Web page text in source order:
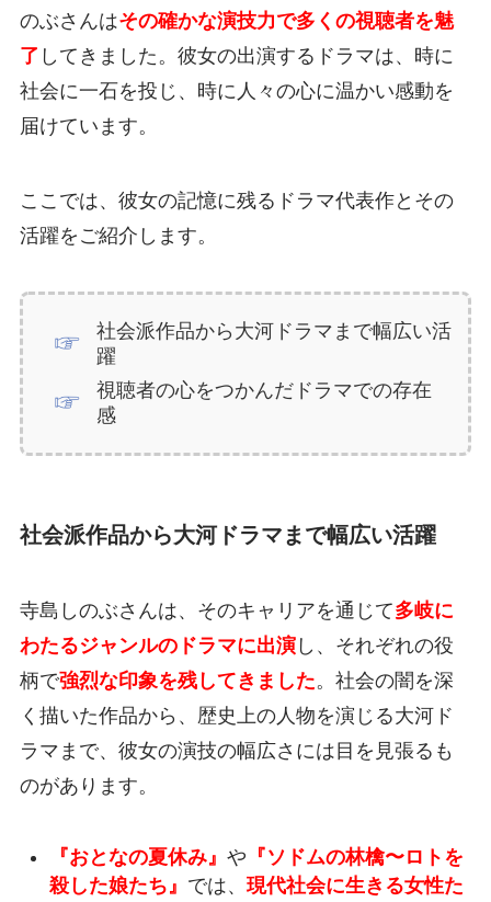
のぶさんはその確かな演技力で多くの視聴者を魅
了 してきました。彼女の出演するドラマは、時に
社会に一石を投じ、時に人々の心に温かい感動を
届けています。
ここでは、彼女の記憶に残るドラマ代表作とその
活躍をご紹介します。
社会派作品から大河ドラマまで幅広い活
躍
視聴者の心をつかんだドラマでの存在
感
社会派作品から大河ドラマまで幅広い活躍
寺島しのぶさんは、そのキャリアを通じて多岐に
わたるジャンルのドラマに出演し、それぞれの役
柄で強烈な印象を残してきました。社会の闇を深
く描いた作品から、歴史上の人物を演じる大河ド
ラマまで、彼女の演技の幅広さには目を見張るも
のがあります。
『おとなの夏休み』 や 『ソドムの林檎〜ロトを
殺した娘たち』 では、 現代社会に生きる女性た